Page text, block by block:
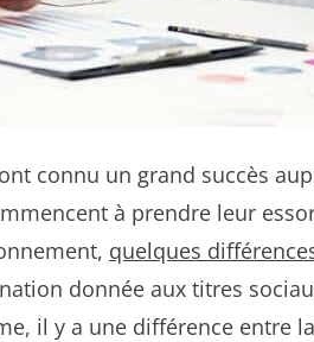
connu un grand succès
à prendre leur
quelques
donnée aux titres
y a une différence entre la